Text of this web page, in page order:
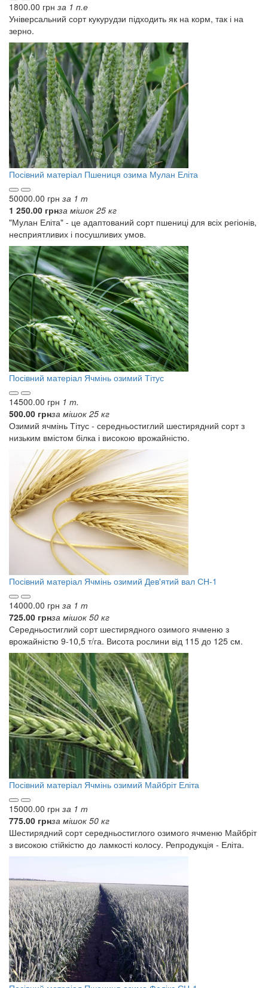
1800.00 грн за 1 п.е
Універсальний сорт кукурудзи підходить як на корм, так і на
зерно.
Посівний матеріал Пшениця озима Мулан Еліта
50000.00 грн за 1 т
1 250.00 грнза мішок 25 кг
"Мулан Еліта" - це адаптований сорт пшениці для всіх регіонів,
несприятливих і посушливих умов.
Посівний матеріал Ячмінь озимий Тітус
14500.00 грн 1 т.
500.00 грнза мішок 25 кг
Озимий ячмінь Тітус - середньостиглий шестирядний сорт з
низьким вмістом білка і високою врожайністю.
Посівний матеріал Ячмінь озимий Дев'ятий вал СН-1
14000.00 грн за 1 т
725.00 грнза мішок 50 кг
Середньостиглий сорт шестирядного озимого ячменю з
врожайністю 9-10,5 т/га. Висота рослини від 115 до 125 см.
Посівний матеріал Ячмінь озимий Майбріт Еліта
15000.00 грн за 1 т
775.00 грнза мішок 50 кг
Шестирядний сорт середньостиглого озимого ячменю Майбріт
з високою стійкістю до ламкості колосу. Репродукція - Еліта.